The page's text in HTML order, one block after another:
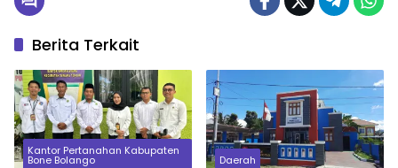
Berita Terkait
Kantor Pertanahan Kabupaten
Bone Bolango Daerah